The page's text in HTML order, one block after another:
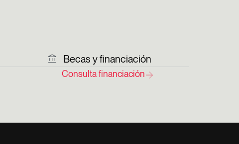
Becas y financiación
Consulta financiación